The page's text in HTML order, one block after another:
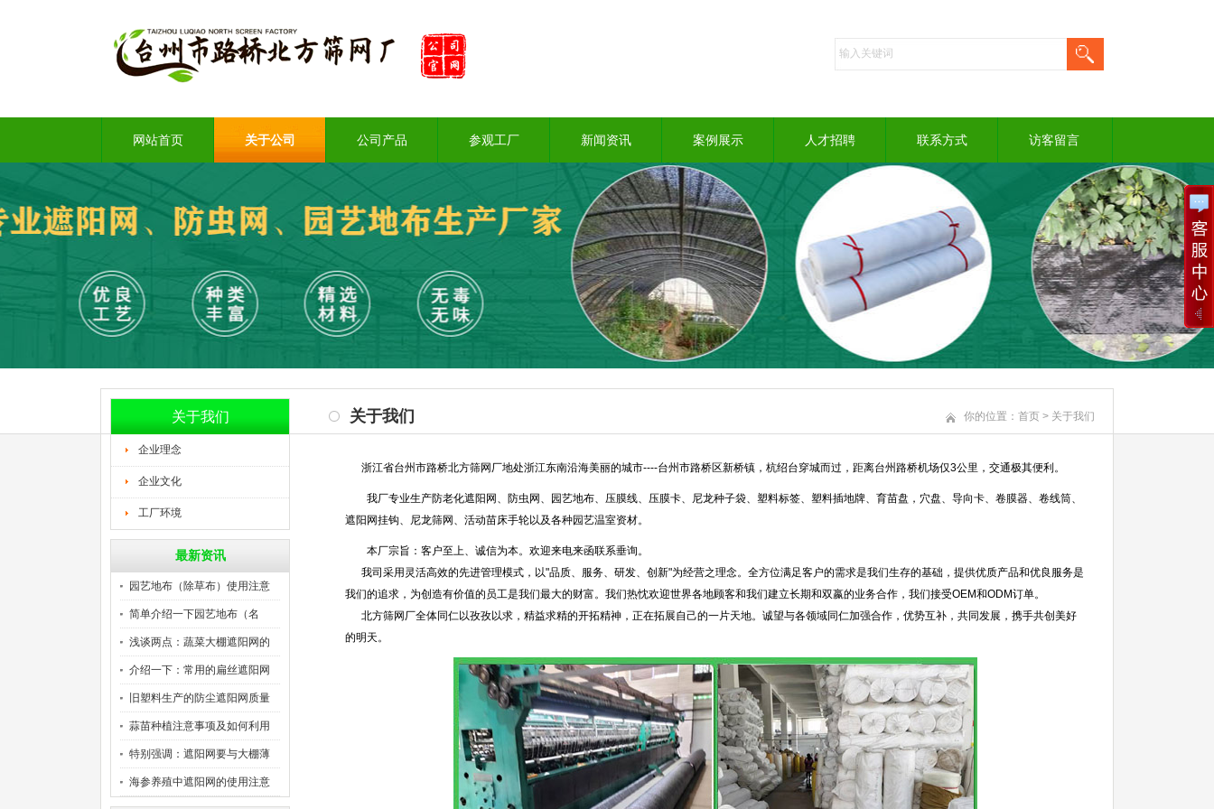
网站首页 关于公司 公司产品 参观工厂 新闻资讯 案例展示 人才招聘 联系方式 访客留言
关于我们
企业理念
企业文化
工厂环境
最新资讯
园艺地布（除草布）使用注意
事
简单介绍一下园艺地布（名
称、
浅谈两点：蔬菜大棚遮阳网的
作
介绍一下：常用的扁丝遮阳网
规
旧塑料生产的防尘遮阳网质量
怎
蒜苗种植注意事项及如何利用
大
特别强调：遮阳网要与大棚薄
膜
海参养殖中遮阳网的使用注意
关于我们 你的位置： 首页 > 关于我们
浙江省台州市路桥北方筛网厂地处浙江东南沿海美丽的城市----台州市路桥区新桥镇，杭绍台穿城而过，距离台州路桥机场仅3公里，交通极其便利。
我厂专业生产防老化遮阳网、防虫网、园艺地布、压膜线、压膜卡、尼龙种子袋、塑料标签、塑料插地牌、育苗盘，穴盘、导向卡、卷膜器、卷线筒、
遮阳网挂钩、尼龙筛网、活动苗床手轮以及各种园艺温室资材。
本厂宗旨：客户至上、诚信为本。欢迎来电来函联系垂询。
我司采用灵活高效的先进管理模式，以"品质、服务、研发、创新"为经营之理念。全方位满足客户的需求是我们生存的基础，提供优质产品和优良服务是
我们的追求，为创造有价值的员工是我们最大的财富。我们热忱欢迎世界各地顾客和我们建立长期和双嬴的业务合作，我们接受OEM和ODM订单。
北方筛网厂全体同仁以孜孜以求，精益求精的开拓精神，正在拓展自己的一片天地。诚望与各领域同仁加强合作，优势互补，共同发展，携手共创美好
的明天。